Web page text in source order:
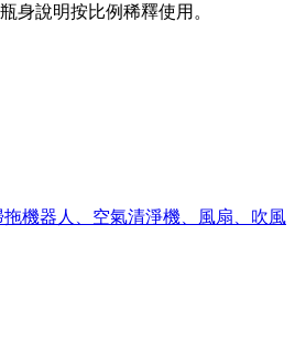
身說明按比例稀釋使用。
機器人、空氣清淨機、風扇、吹風